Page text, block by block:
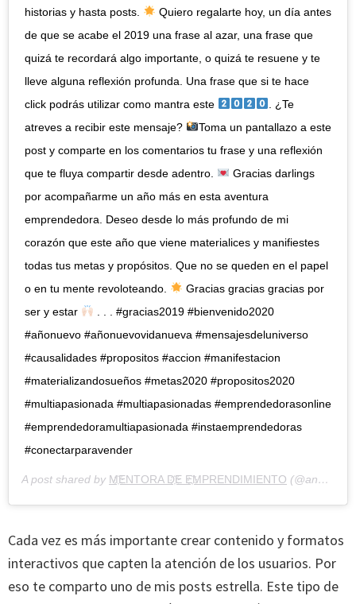
historias y hasta posts.
Quiero regalarte hoy, un día antes
de que se acabe el 2019 una frase al azar, una frase que
quizá te recordará algo importante, o quizá te resuene y te
lleve alguna reflexión profunda. Una frase que si te hace
click podrás utilizar como mantra este
. ¿Te
atreves a recibir este mensaje?
Toma un pantallazo a este
post y comparte en los comentarios tu frase y una reflexión
que te fluya compartir desde adentro.
Gracias darlings
por acompañarme un año más en esta aventura
emprendedora. Deseo desde lo más profundo de mi
corazón que este año que viene materialices y manifiestes
todas tus metas y propósitos. Que no se queden en el papel
o en tu mente revoloteando.
Gracias gracias gracias por
ser y estar
. . . #gracias2019 #bienvenido2020
#añonuevo #añonuevovidanueva #mensajesdeluniverso
#causalidades #propositos #accion #manifestacion
#materializandosueños #metas2020 #propositos2020
#multiapasionada #multiapasionadas #emprendedorasonline
#emprendedoramultiapasionada #instaemprendedoras
#conectarparavender
A post shared by M҉ENTORA D҉E E҉MPRENDIMIENTO (@andrearubianomentoring) on
Cada vez es más importante crear contenido y formatos
interactivos que capten la atención de los usuarios. Por
eso te comparto uno de mis posts estrella. Este tipo de